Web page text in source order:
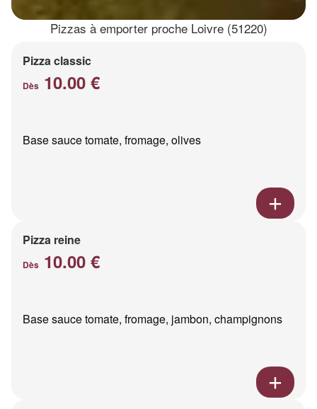
Pizzas à emporter proche Loivre (51220)
Pizza classic
Dès 10.00 €
Base sauce tomate, fromage, olives
Pizza reine
Dès 10.00 €
Base sauce tomate, fromage, jambon, champignons